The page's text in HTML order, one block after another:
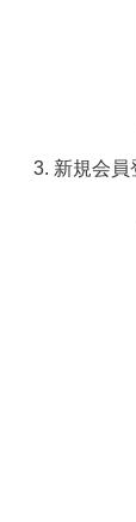
新規会員